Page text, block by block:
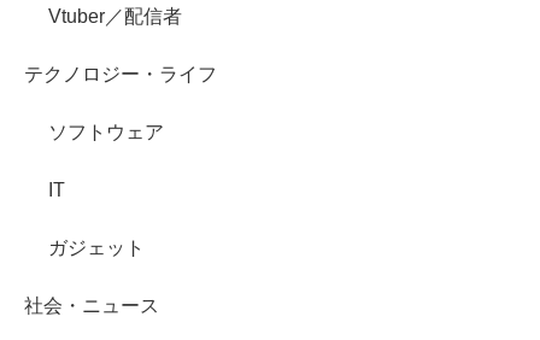
Vtuber／配信者
テクノロジー・ライフ
ソフトウェア
IT
ガジェット
社会・ニュース